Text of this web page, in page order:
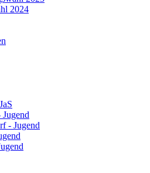
2024
- Jugend